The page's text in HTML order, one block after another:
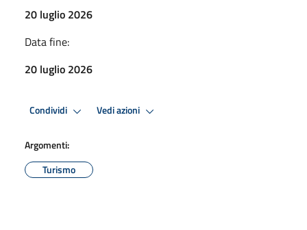
20 luglio 2026
Data fine:
20 luglio 2026
Condividi Vedi azioni
Argomenti:
Turismo